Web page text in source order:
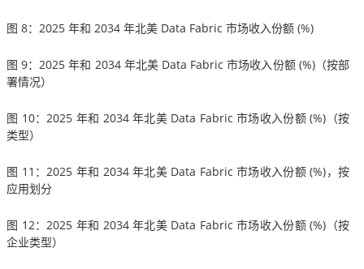
图 8：2025 年和 2034 年北美 Data Fabric 市场收入份额 (%)
图 9：2025 年和 2034 年北美 Data Fabric 市场收入份额 (%)（按部
署情况）
图 10：2025 年和 2034 年北美 Data Fabric 市场收入份额 (%)（按
类型）
图 11：2025 年和 2034 年北美 Data Fabric 市场收入份额 (%)，按
应用划分
图 12：2025 年和 2034 年北美 Data Fabric 市场收入份额 (%)（按
企业类型）